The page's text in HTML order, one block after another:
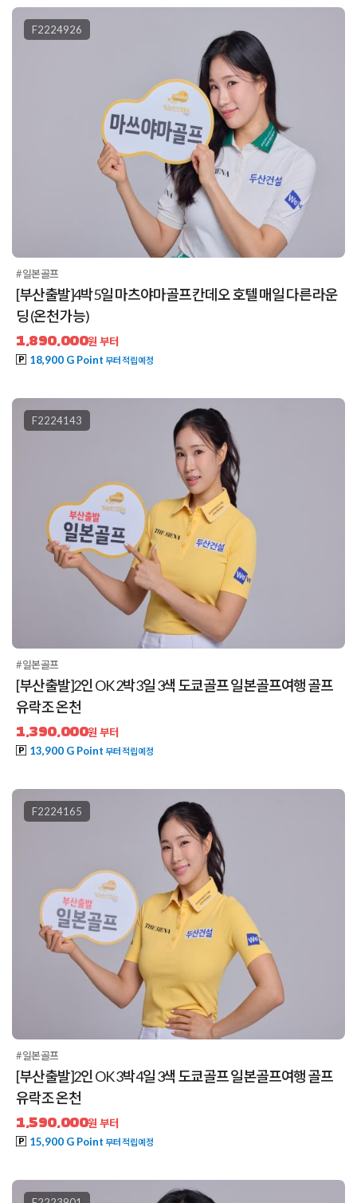
F2224926
#일본골프
[부산출발]4박5일 마츠야마골프 칸데오 호텔 매일 다른 라운
딩 (온천 가능)
1,890,000원 부터
18,900 G Point 부터 적립예정
F2224143
#일본골프
[부산출발]2인 OK 2박3일 3색 도쿄골프 일본골프여행 골프
유락조 온천
1,390,000원 부터
13,900 G Point 부터 적립예정
F2224165
#일본골프
[부산출발]2인 OK 3박4일 3색 도쿄골프 일본골프여행 골프
유락조 온천
1,590,000원 부터
15,900 G Point 부터 적립예정